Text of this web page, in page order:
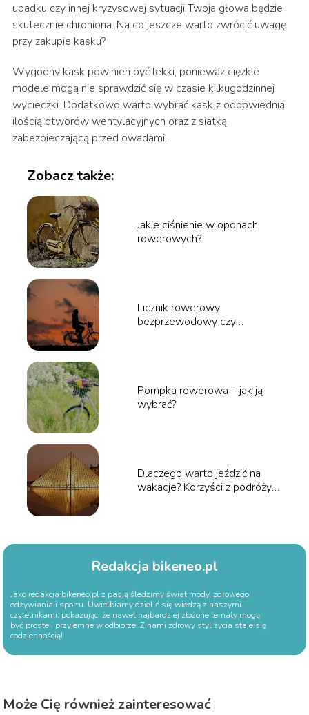
upadku czy innej kryzysowej sytuacji Twoja głowa będzie
skutecznie chroniona. Na co jeszcze warto zwrócić uwagę
przy zakupie kasku?
Wygodny kask powinien być lekki, ponieważ ciężkie
modele mogą nie sprawdzić się w czasie kilkugodzinnej
wycieczki. Dodatkowo warto wybrać kask z odpowiednią
ilością otworów wentylacyjnych oraz z siatką
zabezpieczającą przed owadami.
Zobacz także:
Jakie ciśnienie w oponach
rowerowych?
Licznik rowerowy
bezprzewodowy czy
Pompka rowerowa – jak ją
wybrać?
Dlaczego warto jeździć na
wakacje? Korzyści z podróży
Redakcja bikeneo.pl
Jako redakcja bikeneo.pl z pasją śledzimy świat mody, zdrowego
odżywiania i sportu. Uwielbiamy dzielić się wiedzą z naszymi
czytelnikami, pokazując, że nawet najbardziej złożone tematy mogą
być proste i przyjemne w odbiorze. Z nami zdrowy styl życia staje się
codziennością!
Może Cię również zainteresować